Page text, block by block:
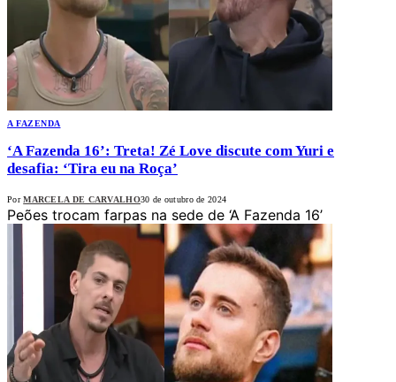
A FAZENDA
‘A Fazenda 16’: Treta! Zé Love discute com Yuri e
desafia: ‘Tira eu na Roça’
Por MARCELA DE CARVALHO30 de outubro de 2024
Peões trocam farpas na sede de ‘A Fazenda 16’